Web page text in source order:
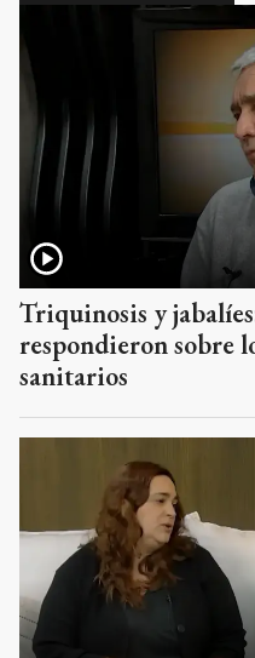
Triquinosis y
respondieron sobre
sanitarios